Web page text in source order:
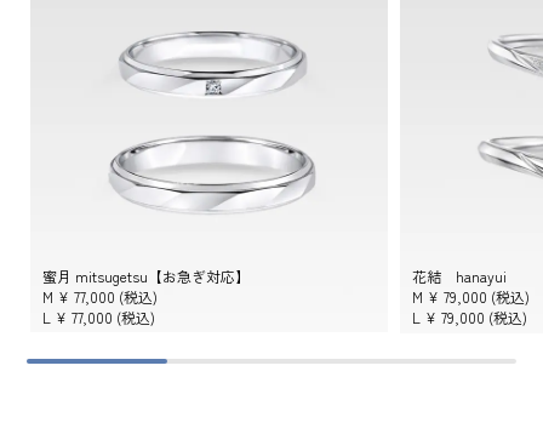
蜜月 mitsugetsu【お急ぎ対応】
M ¥ 77,000 (税込)
L ¥ 77,000 (税込)
花結 hanayui
M ¥ 79,000 (税込)
L ¥ 79,000 (税込)